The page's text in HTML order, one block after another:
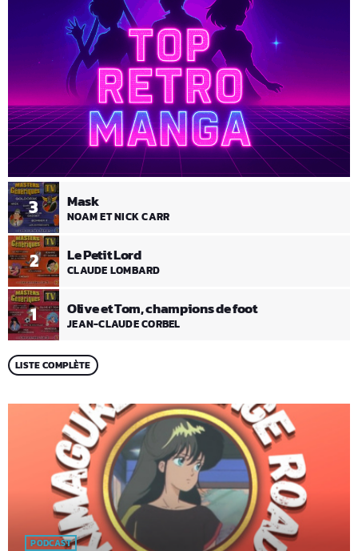
1 Olive et Tom, champions de foot
JEAN-CLAUDE CORBEL
2 Le Petit Lord
CLAUDE LOMBARD
3 Mask
NOAM ET NICK CARR
LISTE COMPLÈTE
PODCAST